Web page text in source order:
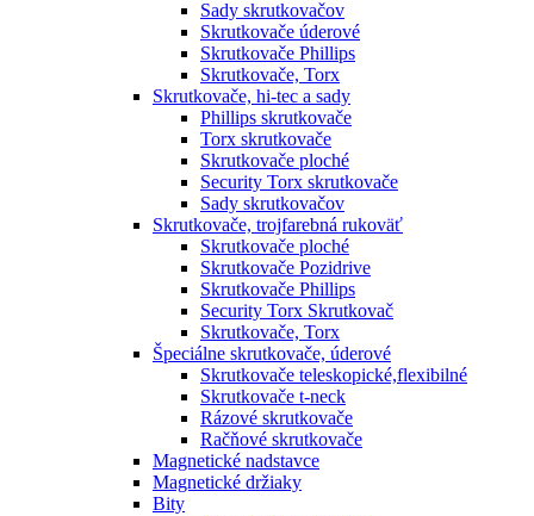
Sady skrutkovačov
Skrutkovače úderové
Skrutkovače Phillips
Skrutkovače, Torx
Skrutkovače, hi-tec a sady
Phillips skrutkovače
Torx skrutkovače
Skrutkovače ploché
Security Torx skrutkovače
Sady skrutkovačov
Skrutkovače, trojfarebná rukoväť
Skrutkovače ploché
Skrutkovače Pozidrive
Skrutkovače Phillips
Security Torx Skrutkovač
Skrutkovače, Torx
Špeciálne skrutkovače, úderové
Skrutkovače teleskopické,flexibilné
Skrutkovače t-neck
Rázové skrutkovače
Račňové skrutkovače
Magnetické nadstavce
Magnetické držiaky
Bity